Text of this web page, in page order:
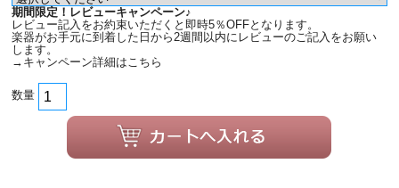
期間限定！レビューキャンペーン♪
レビュー記入をお約束いただくと即時5％OFFとなります。
楽器がお手元に到着した日から2週間以内にレビューのご記入をお願い
します。
→キャンペーン詳細はこちら
数量